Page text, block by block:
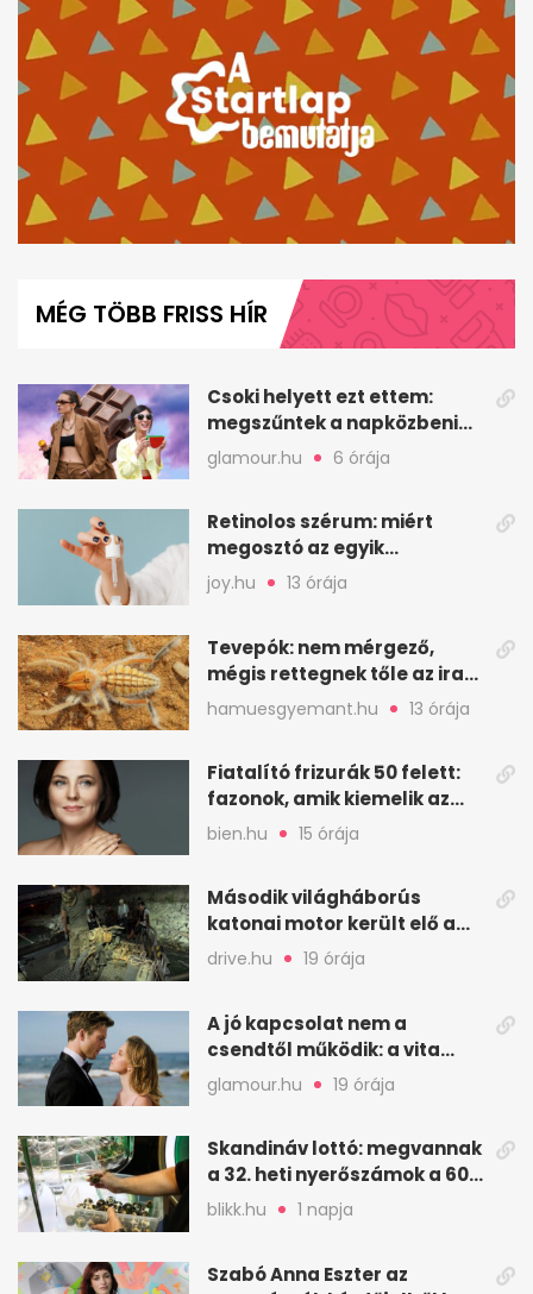
minutes,
MÉG TÖBB FRISS HÍR
Csoki helyett ezt ettem:
megszűntek a napközbeni
nassolási rohamok
glamour.hu 6 órája
Retinolos szérum: miért
megosztó az egyik
leghatásosabb
öregedésgátló?
joy.hu 13 órája
Tevepók: nem mérgező,
mégis rettegnek tőle az iraki
sivatagban
hamuesgyemant.hu 13 órája
Fiatalító frizurák 50 felett:
fazonok, amik kiemelik az
arcodat
bien.hu 15 órája
Második világháborús
katonai motor került elő a
Dunából a Batthyány térnél
drive.hu 19 órája
A jó kapcsolat nem a
csendtől működik: a vita
néha egészséges jel
glamour.hu 19 órája
Skandináv lottó: megvannak
a 32. heti nyerőszámok a 600
milliós játékhoz
blikk.hu 1 napja
Szabó Anna Eszter az